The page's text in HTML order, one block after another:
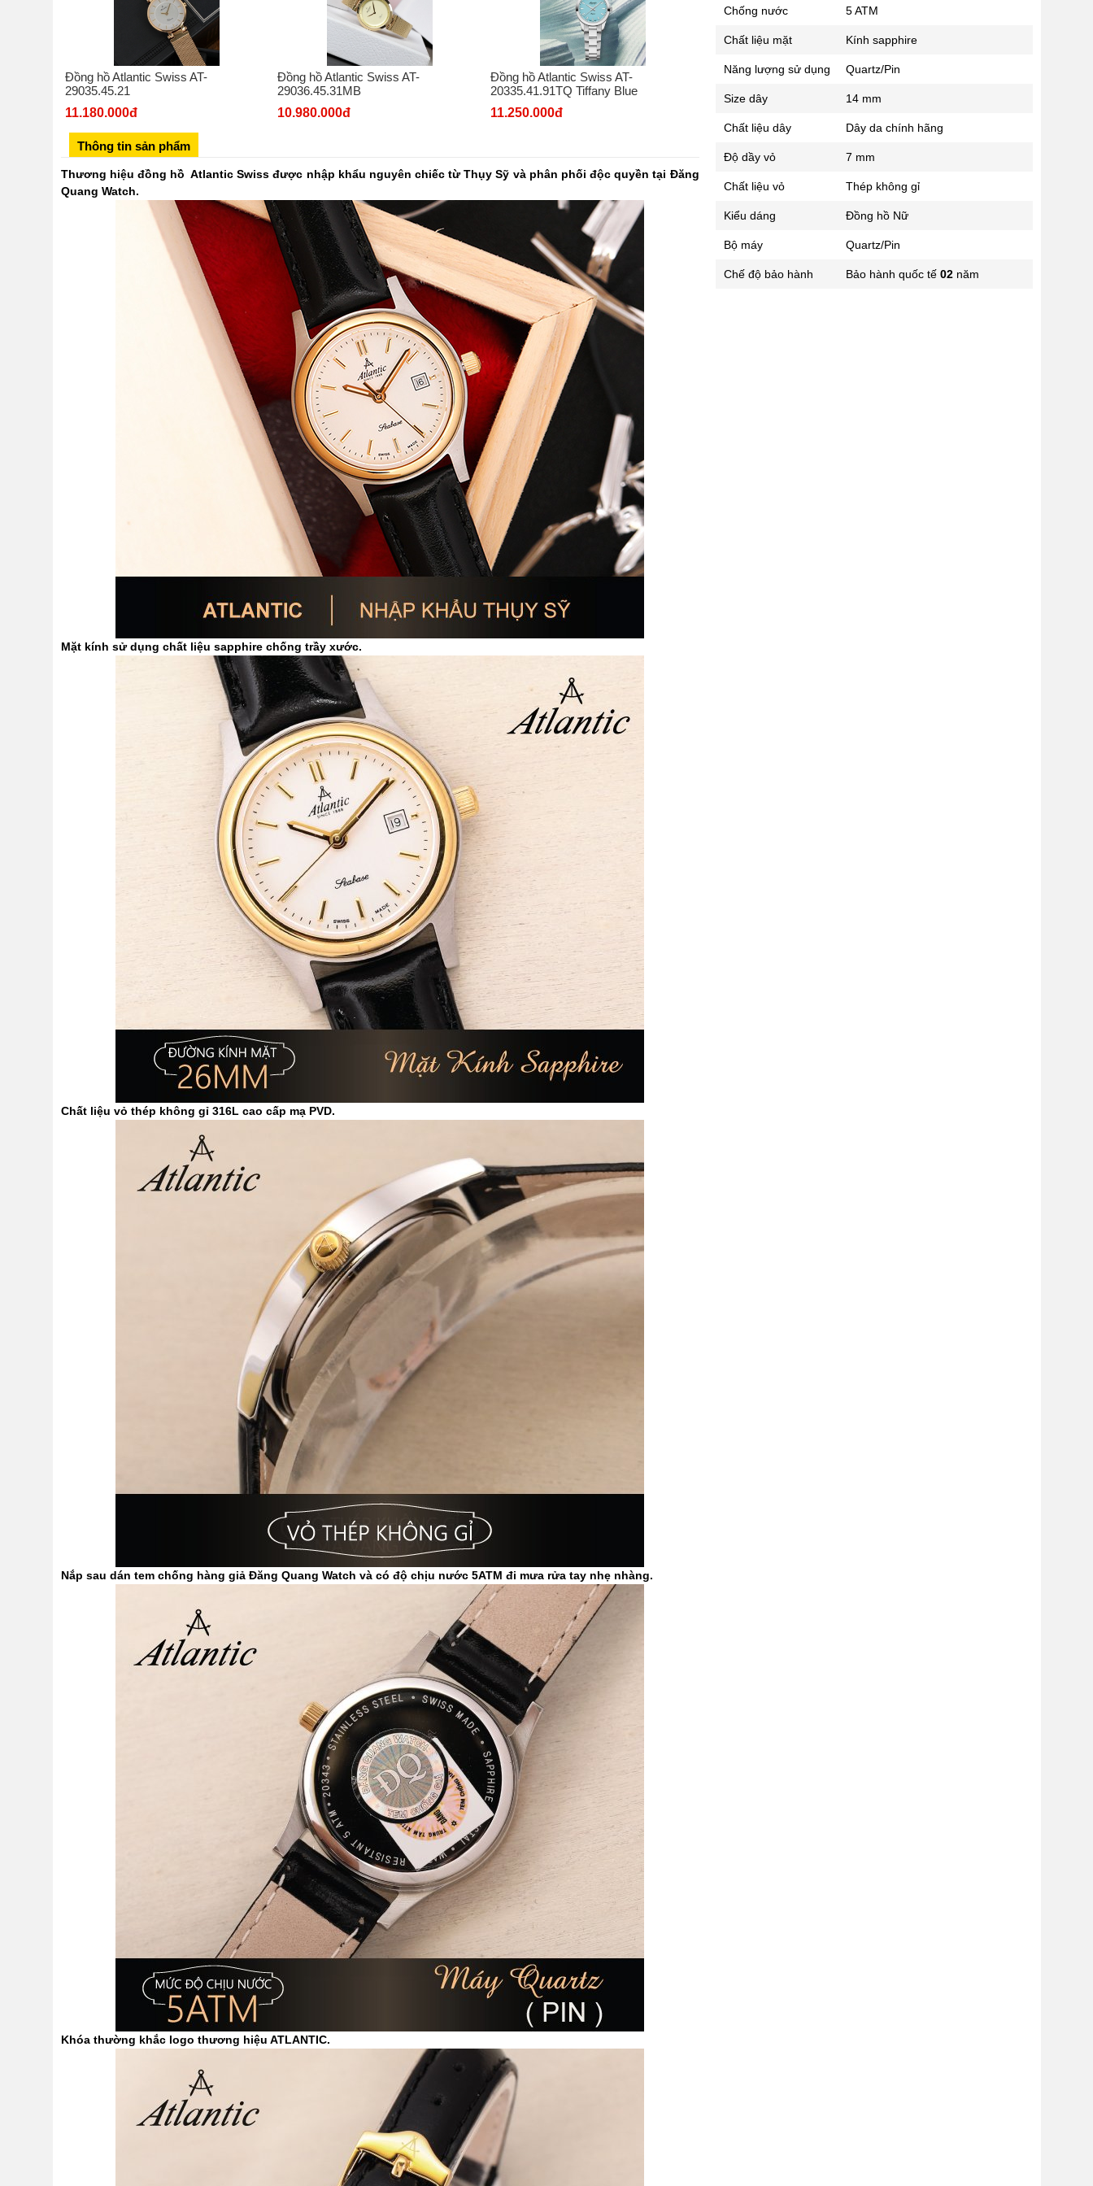
Số 28 Chùa Thông - Sơn Tây -
034 629 9090
Vinhomes Ocean Park 1, Dương
Đồng hồ Atlantic Swiss AT-
29035.45.21
11.180.000đ
Đồng hồ Atlantic Swiss AT-
29036.45.31MB
10.980.000đ
Đồng hồ Atlantic Swiss AT-
20335.41.91TQ Tiffany Blue
11.250.000đ
Thông tin sản phẩm
Thương hiệu đồng hồ Atlantic Swiss được nhập khẩu nguyên chiếc từ Thụy Sỹ và phân phối độc quyền tại Đăng
Quang Watch.
Mặt kính sử dụng chất liệu sapphire chống trầy xước.
Chất liệu vỏ thép không gỉ 316L cao cấp mạ PVD.
Nắp sau dán tem chống hàng giả Đăng Quang Watch và có độ chịu nước 5ATM đi mưa rửa tay nhẹ nhàng.
Khóa thường khắc logo thương hiệu ATLANTIC.
Chống nước 5 ATM
Chất liệu mặt Kính sapphire
Năng lượng sử dụng Quartz/Pin
Size dây 14 mm
Chất liệu dây Dây da chính hãng
Độ dầy vỏ 7 mm
Chất liệu vỏ Thép không gỉ
Kiểu dáng Đồng hồ Nữ
Bộ máy Quartz/Pin
Chế độ bảo hành Bảo hành quốc tế 02năm